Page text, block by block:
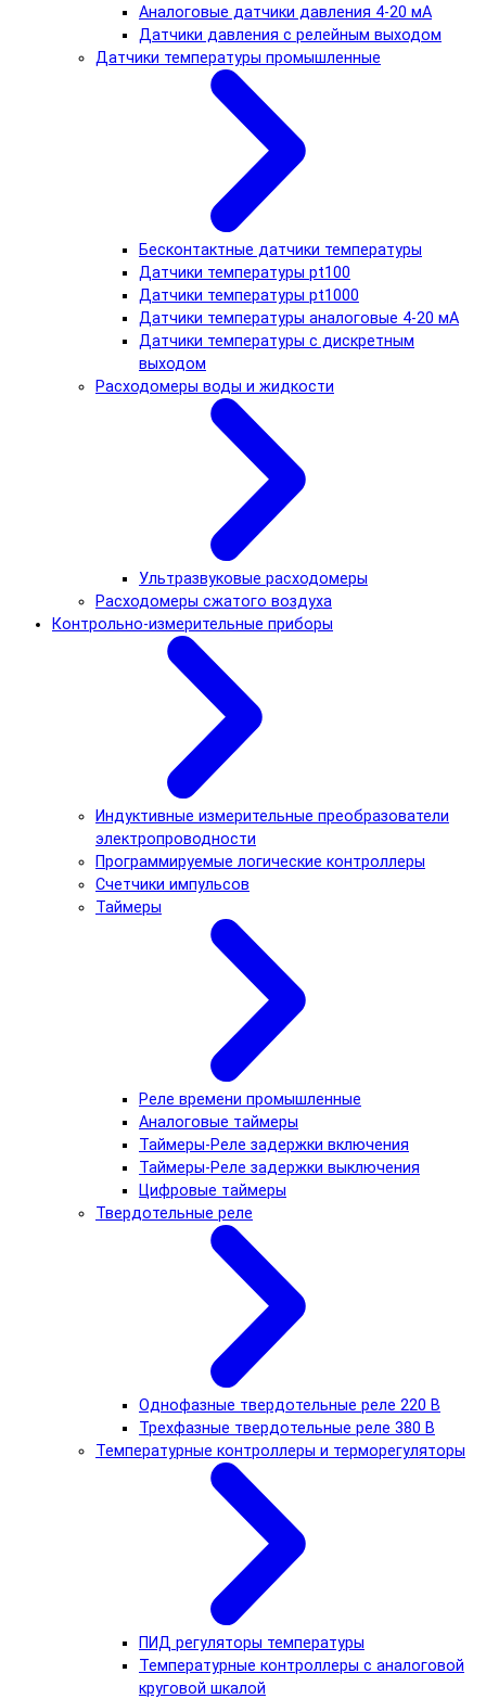
Аналоговые датчики давления 4-20 мА
Датчики давления с релейным выходом
Датчики температуры промышленные
Бесконтактные датчики температуры
Датчики температуры pt100
Датчики температуры pt1000
Датчики температуры аналоговые 4-20 мА
Датчики температуры с дискретным
выходом
Расходомеры воды и жидкости
Ультразвуковые расходомеры
Расходомеры сжатого воздуха
Контрольно-измерительные приборы
Индуктивные измерительные преобразователи
электропроводности
Программируемые логические контроллеры
Счетчики импульсов
Таймеры
Реле времени промышленные
Аналоговые таймеры
Таймеры-Реле задержки включения
Таймеры-Реле задержки выключения
Цифровые таймеры
Твердотельные реле
Однофазные твердотельные реле 220 В
Трехфазные твердотельные реле 380 В
Температурные контроллеры и терморегуляторы
ПИД регуляторы температуры
Температурные контроллеры с аналоговой
круговой шкалой